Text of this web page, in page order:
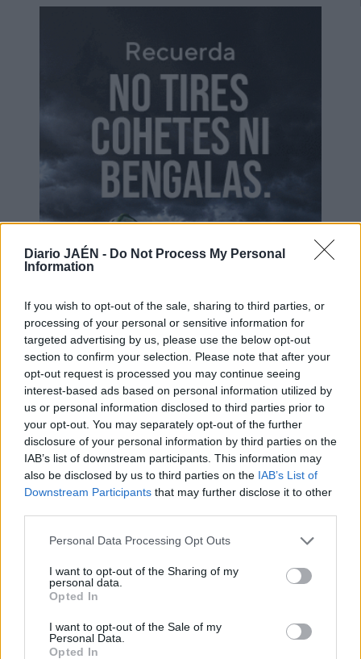
Diario JAÉN - Do Not Process My Personal
Information
If you wish to opt-out of the sale, sharing to third parties, or
processing of your personal or sensitive information for
targeted advertising by us, please use the below opt-out
section to confirm your selection. Please note that after your
opt-out request is processed you may continue seeing
interest-based ads based on personal information utilized by
us or personal information disclosed to third parties prior to
your opt-out. You may separately opt-out of the further
disclosure of your personal information by third parties on the
IAB’s list of downstream participants. This information may
also be disclosed by us to third parties on the IAB’s List of
Downstream Participants that may further disclose it to other
Personal Data Processing Opt Outs
I want to opt-out of the Sharing of my
personal data.
Opted In
I want to opt-out of the Sale of my
Personal Data.
Opted In